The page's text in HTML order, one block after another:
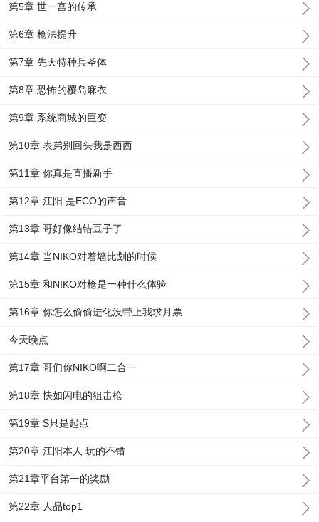
第5章 世一宫的传承
第6章 枪法提升
第7章 先天特种兵圣体
第8章 恐怖的樱岛麻衣
第9章 系统商城的巨变
第10章 表弟别回头我是西西
第11章 你真是直播新手
第12章 江阳 是ECO的声音
第13章 哥好像结错豆子了
第14章 当NIKO对着墙比划的时候
第15章 和NIKO对枪是一种什么体验
第16章 你怎么偷偷进化没带上我求月票
今天晚点
第17章 哥们你NIKO啊二合一
第18章 快如闪电的狙击枪
第19章 S只是起点
第20章 江阳本人 玩的不错
第21章平台第一的奖励
第22章 人品top1